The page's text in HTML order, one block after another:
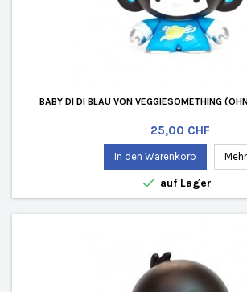
BABY DI DI BLAU VON VEGGIESOMETHING
Preis
25,00 CHF
In den Warenkorb Mehr
 auf Lager